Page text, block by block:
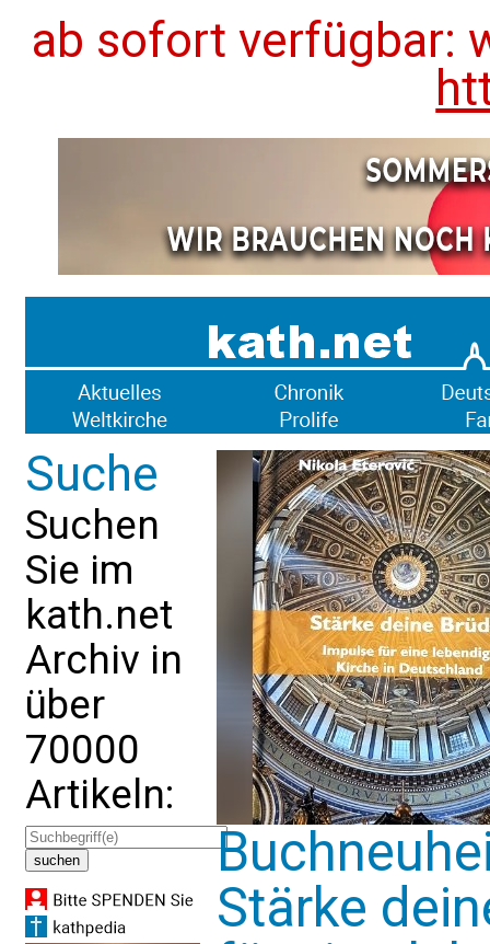
ab sofort verfügbar:
Suche
Suchen
Sie im
kath.net
Archiv in
über
70000
Artikeln:
Stärke